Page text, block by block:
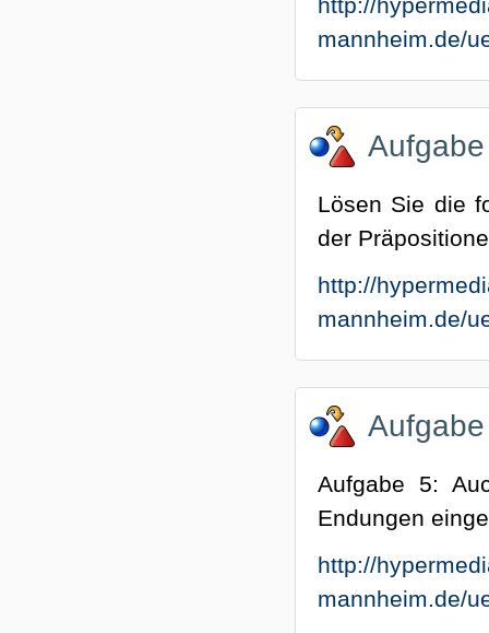
mannheim.de/
Lösen Sie die
der
http://
mannheim.de/
Aufgabe 5:
Endungen
http://
mannheim.de/